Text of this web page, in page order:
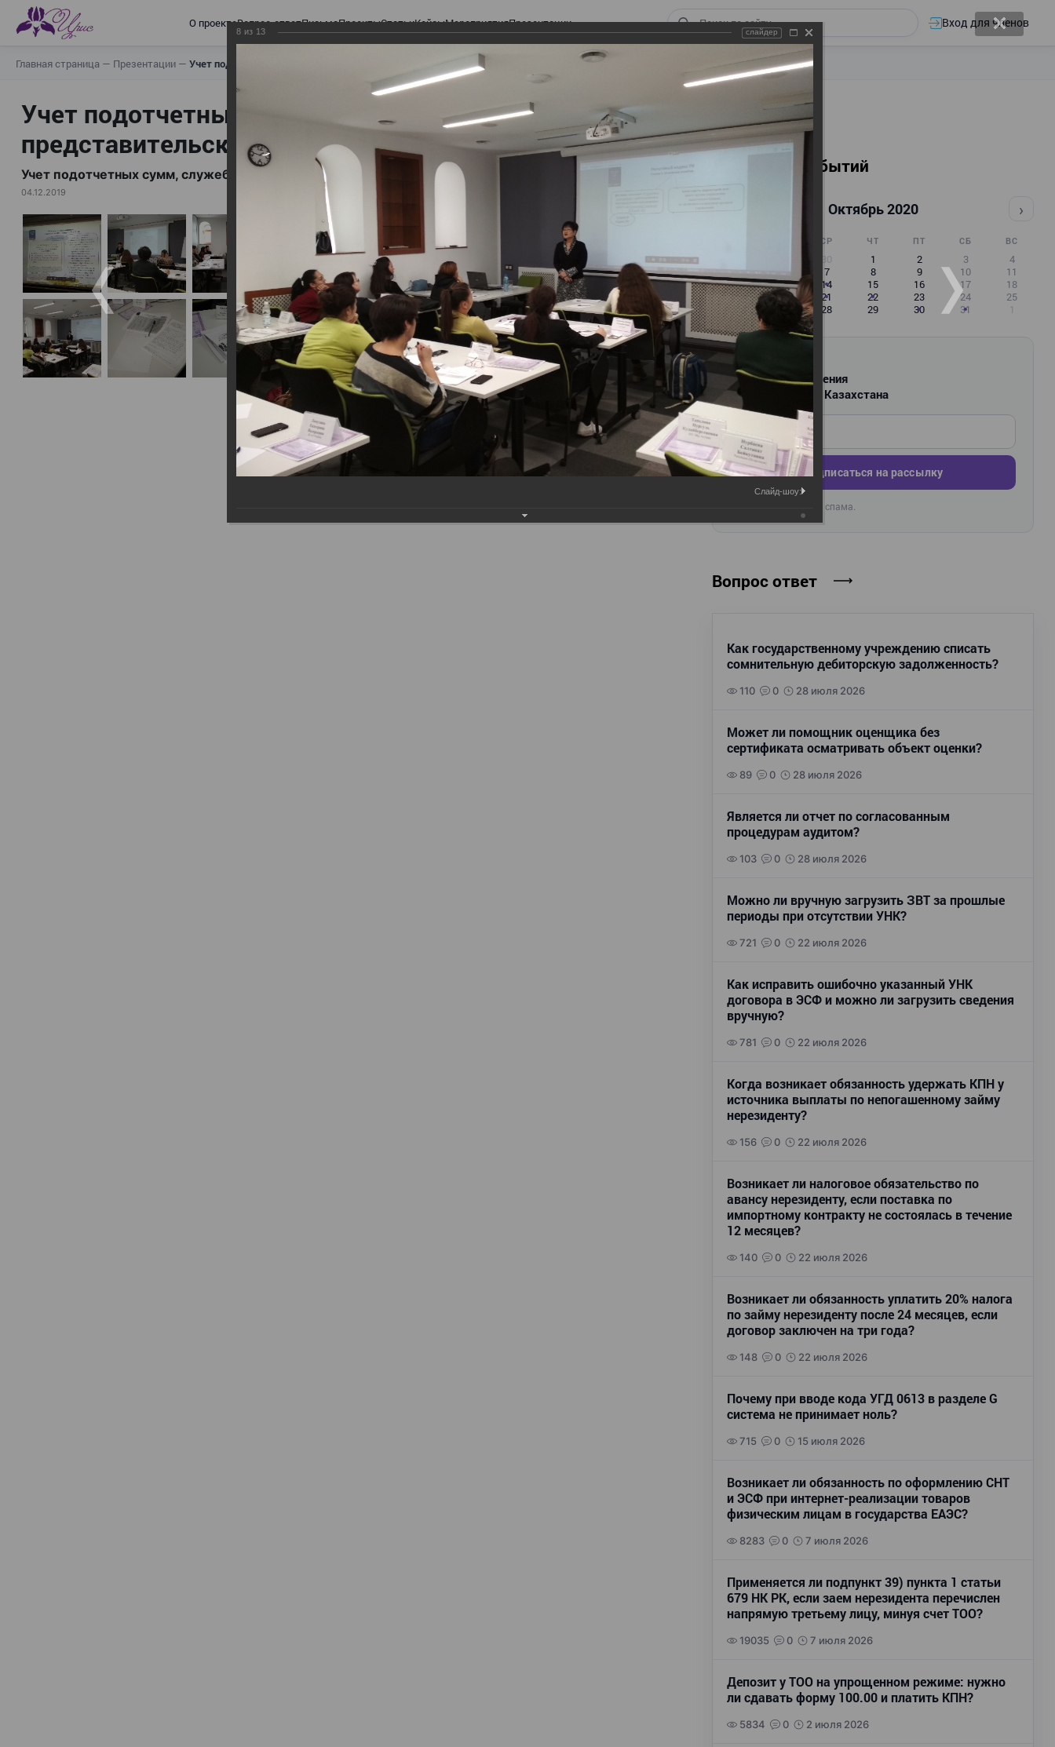
О проектеВопрос-ответПисьмаПроектыСтатьиКейсыМероприятияПрезентации Вход для членов
Главная страница — Презентации — Учет подотчетных сумм, служебных командировок и представительских расходов, 04 декабря
Учет подотчетных сумм, служебных командировок и
представительских расходов, 04 декабря
Учет подотчетных сумм, служебных командировок и представительских расходов, 04 декабря
04.12.2019
Календарь событий
Октябрь 2020 ›
СР ЧТ ПТ СБ ВС
30 1 2 3
4
5
6 7 8 9 10
11
12
13 14 15 16 17
18
19
20 21 22 23 24
25
26
28 29 30 31 1
Новости и изменения
для бухгалтеров Казахстана
Введите ваш e-mail
Подписаться на рассылку
Раз в неделю. Без спама.
Вопрос ответ
Как государственному учреждению списать
сомнительную дебиторскую задолженность?
110 0 28 июля 2026
Может ли помощник оценщика без
сертификата осматривать объект оценки?
89 0 28 июля 2026
Является ли отчет по согласованным
процедурам аудитом?
103 0 28 июля 2026
Можно ли вручную загрузить ЗВТ за прошлые
периоды при отсутствии УНК?
721 0 22 июля 2026
Как исправить ошибочно указанный УНК
договора в ЭСФ и можно ли загрузить сведения
вручную?
781 0 22 июля 2026
Когда возникает обязанность удержать КПН у
источника выплаты по непогашенному займу
нерезиденту?
156 0 22 июля 2026
Возникает ли налоговое обязательство по
авансу нерезиденту, если поставка по
импортному контракту не состоялась в течение
12 месяцев?
140 0 22 июля 2026
Возникает ли обязанность уплатить 20% налога
по займу нерезиденту после 24 месяцев, если
договор заключен на три года?
148 0 22 июля 2026
Почему при вводе кода УГД 0613 в разделе G
система не принимает ноль?
715 0 15 июля 2026
Возникает ли обязанность по оформлению СНТ
и ЭСФ при интернет-реализации товаров
физическим лицам в государства ЕАЭС?
8283 0 7 июля 2026
Применяется ли подпункт 39) пункта 1 статьи
679 НК РК, если заем нерезидента перечислен
напрямую третьему лицу, минуя счет ТОО?
19035 0 7 июля 2026
Депозит у ТОО на упрощенном режиме: нужно
ли сдавать форму 100.00 и платить КПН?
5834 0 2 июля 2026
8 из 13 слайдер
Слайд-шоу: